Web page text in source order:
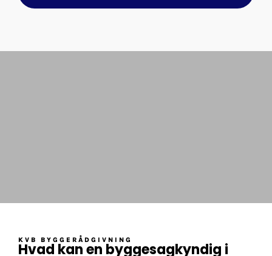
KVB BYGGERÅDGIVNING
Hvad kan en byggesagkyndig i